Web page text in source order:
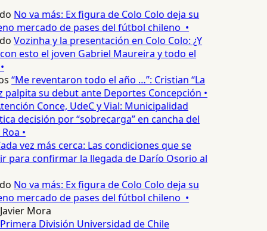
No va más: Ex figura de Colo Colo deja su
mercado de pases del fútbol chileno •
Vozinha y la presentación en Colo Colo: ¿Y
esto el joven Gabriel Maureira y todo el
“Me reventaron todo el año …”: Cristian “La
palpita su debut ante Deportes Concepción •
Conce, UdeC y Vial: Municipalidad
decisión por “sobrecarga” en cancha del
•
vez más cerca: Las condiciones que se
para confirmar la llegada de Darío Osorio al
No va más: Ex figura de Colo Colo deja su
mercado de pases del fútbol chileno •
Javier Mora
Primera División Universidad de Chile